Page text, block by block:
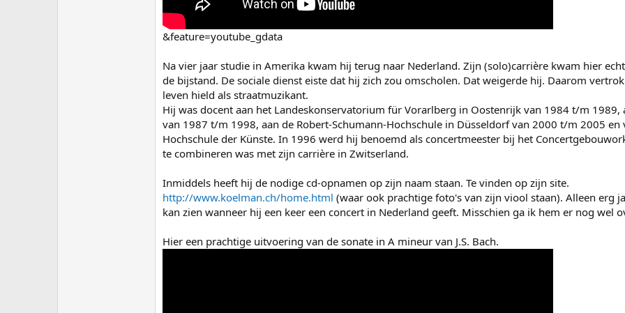
&feature=youtube_gdata
Na vier jaar studie in Amerika kwam hij terug naar Nederland. Zijn (solo)carrière kwam hier
de bijstand. De sociale dienst eiste dat hij zich zou omscholen. Dat weigerde hij. Daarom
leven hield als straatmuzikant.
Hij was docent aan het Landeskonservatorium für Vorarlberg in Oostenrijk van 1984 t/m
van 1987 t/m 1998, aan de Robert-Schumann-Hochschule in Düsseldorf van 2000 t/m 2005
Hochschule der Künste. In 1996 werd hij benoemd als concertmeester bij het
te combineren was met zijn carrière in Zwitserland.
Inmiddels heeft hij de nodige cd-opnamen op zijn naam staan. Te vinden op zijn site.
http://www.koelman.ch/home.html (waar ook prachtige foto's van zijn viool staan). Alleen erg
kan zien wanneer hij een keer een concert in Nederland geeft. Misschien ga ik hem er nog wel
Hier een prachtige uitvoering van de sonate in A mineur van J.S. Bach.